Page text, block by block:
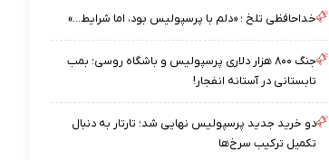
خداحافظی تلخ ؛ «دلم با پرسپولیس بود، اما شرایط…»
جنگ ۸۰۰ هزار دلاری پرسپولیس و باشگاه روسی؛ بمب
تابستانی در آستانه انفجار!
دو خرید جدید پرسپولیس نهایی شد؛ تارتار به دنبال
تکمیل ترکیب سرخ‌ها